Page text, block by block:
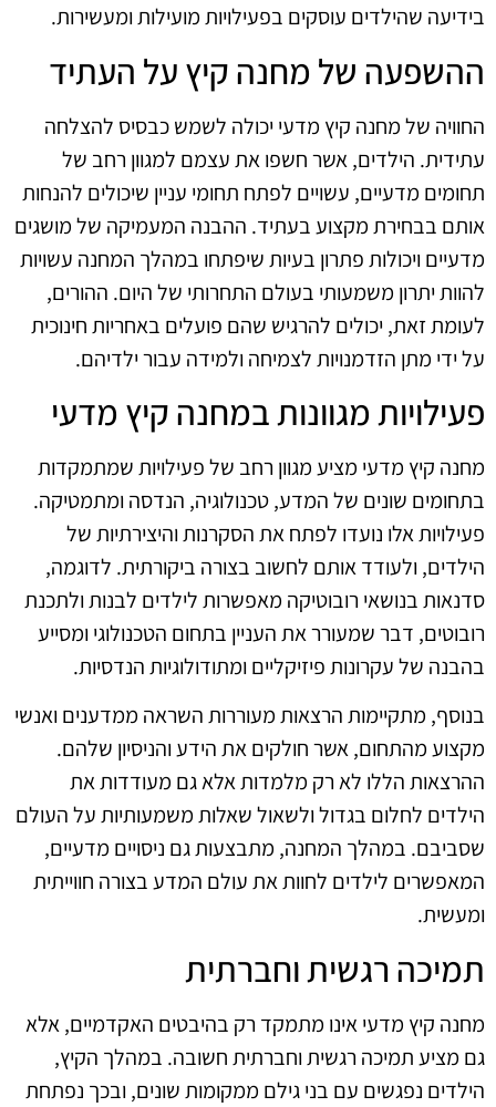
בידיעה שהילדים עוסקים בפעילויות מועילות ומעשירות.
ההשפעה של מחנה קיץ על העתיד
החוויה של מחנה קיץ מדעי יכולה לשמש כבסיס להצלחה
עתידית. הילדים, אשר חשפו את עצמם למגוון רחב של
תחומים מדעיים, עשויים לפתח תחומי עניין שיכולים להנחות
אותם בבחירת מקצוע בעתיד. ההבנה המעמיקה של מושגים
מדעיים ויכולות פתרון בעיות שיפתחו במהלך המחנה עשויות
להוות יתרון משמעותי בעולם התחרותי של היום. ההורים,
לעומת זאת, יכולים להרגיש שהם פועלים באחריות חינוכית
על ידי מתן הזדמנויות לצמיחה ולמידה עבור ילדיהם.
פעילויות מגוונות במחנה קיץ מדעי
מחנה קיץ מדעי מציע מגוון רחב של פעילויות שמתמקדות
בתחומים שונים של המדע, טכנולוגיה, הנדסה ומתמטיקה.
פעילויות אלו נועדו לפתח את הסקרנות והיצירתיות של
הילדים, ולעודד אותם לחשוב בצורה ביקורתית. לדוגמה,
סדנאות בנושאי רובוטיקה מאפשרות לילדים לבנות ולתכנת
רובוטים, דבר שמעורר את העניין בתחום הטכנולוגי ומסייע
בהבנה של עקרונות פיזיקליים ומתודולוגיות הנדסיות.
בנוסף, מתקיימות הרצאות מעוררות השראה ממדענים ואנשי
מקצוע מהתחום, אשר חולקים את הידע והניסיון שלהם.
ההרצאות הללו לא רק מלמדות אלא גם מעודדות את
הילדים לחלום בגדול ולשאול שאלות משמעותיות על העולם
שסביבם. במהלך המחנה, מתבצעות גם ניסויים מדעיים,
המאפשרים לילדים לחוות את עולם המדע בצורה חווייתית
ומעשית.
תמיכה רגשית וחברתית
מחנה קיץ מדעי אינו מתמקד רק בהיבטים האקדמיים, אלא
גם מציע תמיכה רגשית וחברתית חשובה. במהלך הקיץ,
הילדים נפגשים עם בני גילם ממקומות שונים, ובכך נפתחת